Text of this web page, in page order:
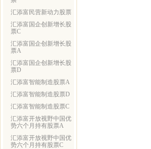
汇添富民营新动力股票
汇添富国企创新增长股
票C
汇添富国企创新增长股
票A
汇添富国企创新增长股
票D
汇添富智能制造股票A
汇添富智能制造股票D
汇添富智能制造股票C
汇添富开放视野中国优
势六个月持有股票A
汇添富开放视野中国优
势六个月持有股票C